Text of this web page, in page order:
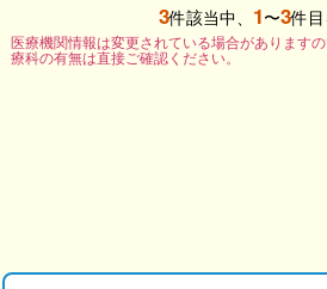
3件該当中、 1〜3件
医療機関情報は変更されている場合があります
療科の有無は直接ご確認ください。